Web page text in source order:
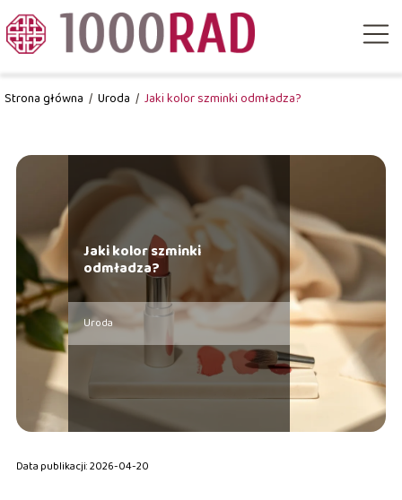
Strona główna / Uroda / Jaki kolor szminki odmładza?
Jaki kolor szminki
odmładza?
Uroda
Data publikacji: 2026-04-20